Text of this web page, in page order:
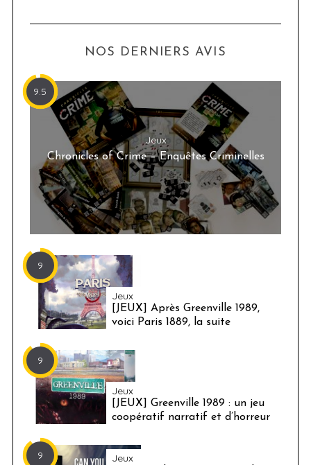
NOS DERNIERS AVIS
9.5
Jeux
Chronicles of Crime – Enquêtes Criminelles
9
Jeux
[JEUX] Après Greenville 1989,
voici Paris 1889, la suite
9
Jeux
[JEUX] Greenville 1989 : un jeu
coopératif narratif et d’horreur
9 Jeux